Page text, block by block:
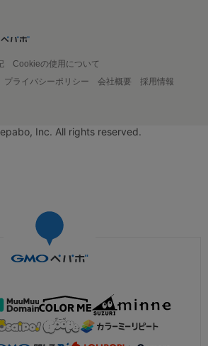
Cookieの使用について
プライバシーポリシー 会社概要
採用情報
Inc. All rights reserved.